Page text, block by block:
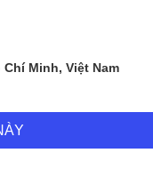
Minh, Việt Nam